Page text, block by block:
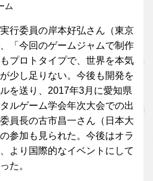
ム
行委員の岸本好弘さん（東京
「今回のゲームジャムで制作
プロトタイプで、世界を本気
少し足りない。今後も開発を
を送り、2017年3月に愛知県
ルゲーム学会年次大会での出
員長の古市昌一さん（日本大
参加も見られた。今後はオラ
より国際的なイベントにして
た。